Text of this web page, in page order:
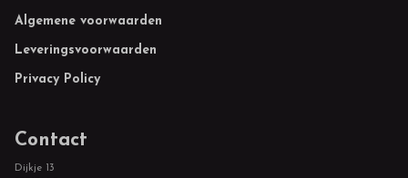
Footer
Algemene voorwaarden
Leveringsvoorwaarden
Privacy Policy
Contact
Dijkje 13